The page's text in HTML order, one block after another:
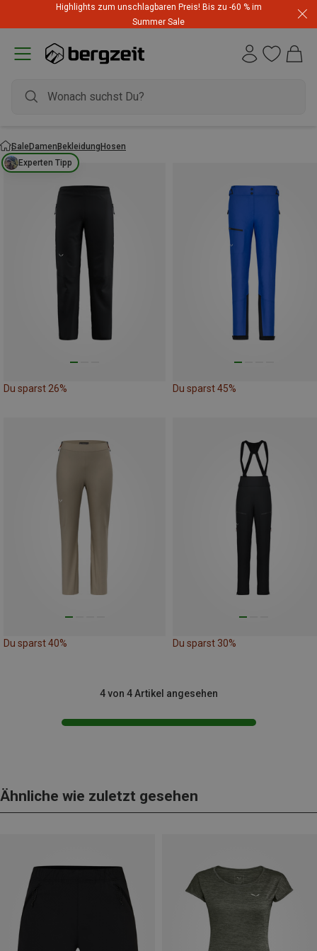
Highlights zum unschlagbaren Preis! Bis zu -60 % im
Summer Sale
SaleDamenBekleidungHosen
Experten Tipp
Du sparst 26% Du sparst 45%
Du sparst 40% Du sparst 30%
4 von 4 Artikel angesehen
Ähnliche wie zuletzt gesehen